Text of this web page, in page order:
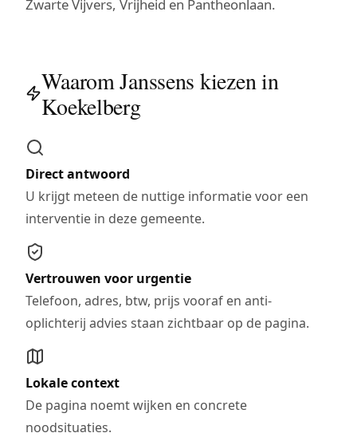
Zwarte Vijvers, Vrijheid en Pantheonlaan.
Waarom Janssens kiezen in
Koekelberg
Direct antwoord
U krijgt meteen de nuttige informatie voor een
interventie in deze gemeente.
Vertrouwen voor urgentie
Telefoon, adres, btw, prijs vooraf en anti-
oplichterij advies staan zichtbaar op de pagina.
Lokale context
De pagina noemt wijken en concrete
noodsituaties.